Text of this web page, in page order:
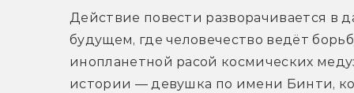
Действие повести разворачивается в
будущем, где человечество ведёт
инопланетной расой космических
истории — девушка по имени Бинти,